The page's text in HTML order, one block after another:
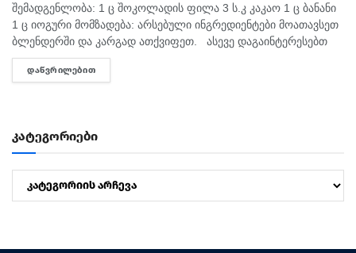
შემადგენლობა: 1 ც შოკოლადის ფილა 3 ს.კ კაკაო 1 ც ბანანი
1 ც იოგური მომზადება: არსებული ინგრედიენტები მოათავსეთ
ბლენდერში და კარგად ათქვიფეთ. ასევე დაგაინტერესებთ
დაბრაწული და მადისაღმძვრელი წიწილა ისრიმისა...
ᲓᲐᲬᲕᲠᲘᲚᲔᲑᲘᲗ
კატეგორიები
კატეგორიები